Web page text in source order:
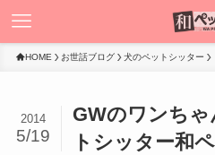
HOME お世話ブログ 犬のペットシッター
GWのワンち
トシッター和
2014
5/19